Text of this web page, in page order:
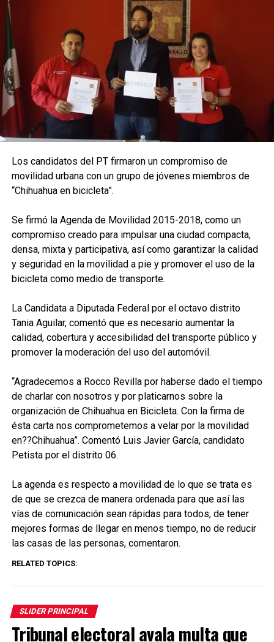
Los candidatos del PT firmaron un compromiso de
movilidad urbana con un grupo de jóvenes miembros de
“Chihuahua en bicicleta”.
Se firmó la Agenda de Movilidad 2015-2018, como un
compromiso creado para impulsar una ciudad compacta,
densa, mixta y participativa, así como garantizar la calidad
y seguridad en la movilidad a pie y promover el uso de la
bicicleta como medio de transporte.
La Candidata a Diputada Federal por el octavo distrito
Tania Aguilar, comentó que es necesario aumentar la
calidad, cobertura y accesibilidad del transporte público y
promover la moderación del uso del automóvil.
“Agradecemos a Rocco Revilla por haberse dado el tiempo
de charlar con nosotros y por platicarnos sobre la
organización de Chihuahua en Bicicleta. Con la firma de
ésta carta nos comprometemos a velar por la movilidad
en??Chihuahua”. Comentó Luis Javier García, candidato
Petista por el distrito 06.
La agenda es respecto a movilidad de lo que se trata es
de que se crezca de manera ordenada para que así las
vías de comunicación sean rápidas para todos, de tener
mejores formas de llegar en menos tiempo, no de reducir
las casas de las personas, comentaron.
RELATED TOPICS:
SLIDER PRINCIPAL
Tribunal electoral avala multa que